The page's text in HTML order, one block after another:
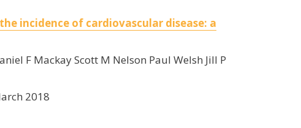
incidence of cardiovascular disease: a
F Mackay Scott M Nelson Paul Welsh Jill P
2018